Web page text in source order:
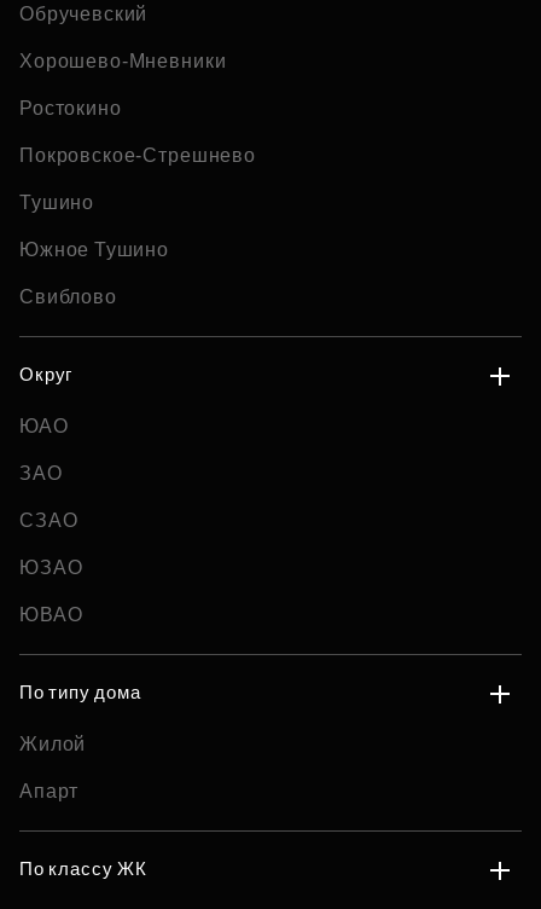
Обручевский
Хорошево-Мневники
Ростокино
Покровское-Стрешнево
Тушино
Южное Тушино
Свиблово
Округ
ЮАО
ЗАО
СЗАО
ЮЗАО
ЮВАО
По типу дома
Жилой
Апарт
По классу ЖК